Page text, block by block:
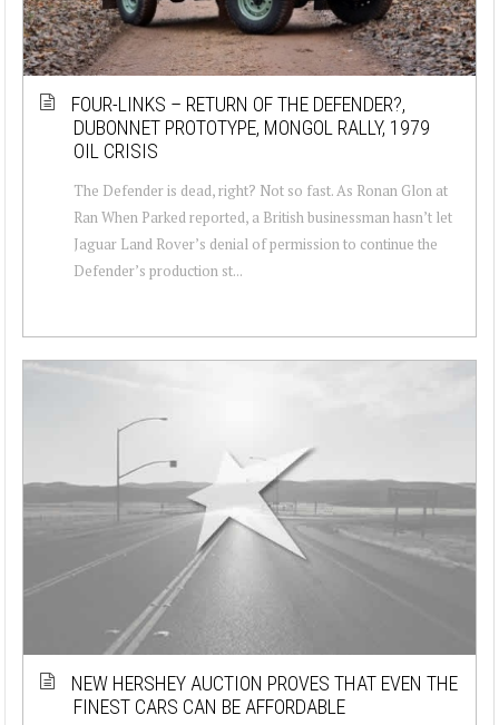
FOUR-LINKS – RETURN OF THE DEFENDER?,
DUBONNET PROTOTYPE, MONGOL RALLY, 1979
OIL CRISIS
The Defender is dead, right? Not so fast. As Ronan Glon at
Ran When Parked reported, a British businessman hasn’t let
Jaguar Land Rover’s denial of permission to continue the
Defender’s production st...
NEW HERSHEY AUCTION PROVES THAT EVEN THE
FINEST CARS CAN BE AFFORDABLE